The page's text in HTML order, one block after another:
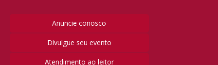
Anuncie conosco
Divulgue seu evento
Atendimento ao leitor